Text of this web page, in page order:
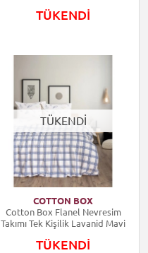
TÜKENDİ
TÜKENDİ
COTTON BOX
Cotton Box Flanel Nevresim
Takımı Tek Kişilik Lavanid Mavi
TÜKENDİ